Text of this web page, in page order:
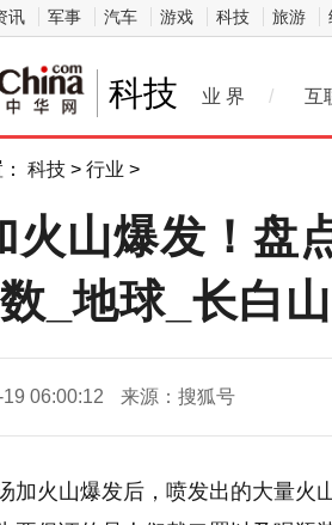
讯 军事 汽车 游戏 科技 旅游
科技 业 界 / 互
科技 > 行业 >
火山爆发！盘
数_地球_长白山
06:00:12 来源：搜狐号
加火山爆发后，喷发出的大量火